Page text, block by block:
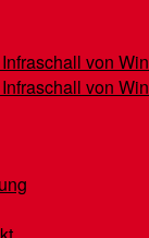
von
von